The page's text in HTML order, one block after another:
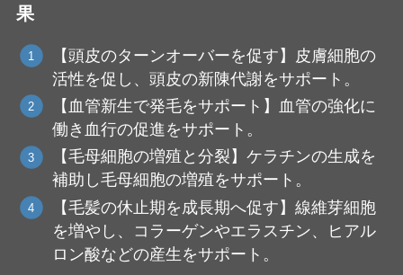
果
【頭皮のターンオーバーを促す】皮膚細胞の
活性を促し、頭皮の新陳代謝をサポート。
【血管新生で発毛をサポート】血管の強化に
働き血行の促進をサポート。
【毛母細胞の増殖と分裂】ケラチンの生成を
補助し毛母細胞の増殖をサポート。
【毛髪の休止期を成長期へ促す】線維芽細胞
を増やし、コラーゲンやエラスチン、ヒアル
ロン酸などの産生をサポート。